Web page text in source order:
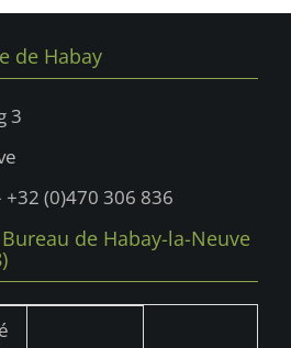
de Habay
3
(0)470 306 836
de Habay-la-Neuve